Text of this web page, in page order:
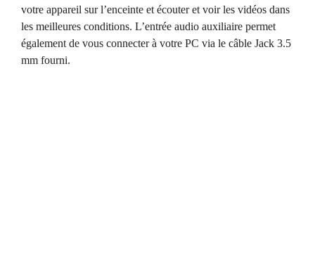
votre appareil sur l’enceinte et écouter et voir les vidéos dans
les meilleures conditions. L’entrée audio auxiliaire permet
également de vous connecter à votre PC via le câble Jack 3.5
mm fourni.